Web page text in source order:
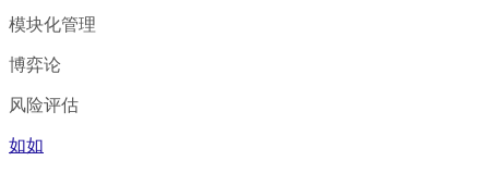
模块化管理
博弈论
风险评估
如如